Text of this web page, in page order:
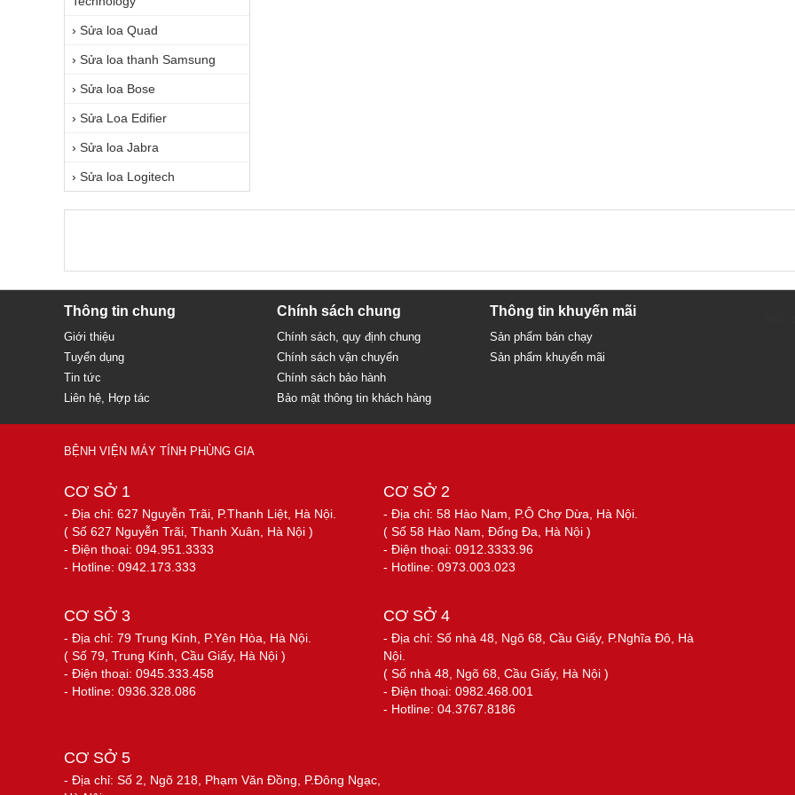
› Sửa loa Quad
› Sửa loa thanh Samsung
› Sửa loa Bose
› Sửa Loa Edifier
› Sửa loa Jabra
› Sửa loa Logitech
Thông tin chung
Giới thiệu
Tuyển dụng
Tin tức
Liên hệ, Hợp tác
Chính sách chung
Chính sách, quy định chung
Chính sách vận chuyển
Chính sách bảo hành
Bảo mật thông tin khách hàng
Thông tin khuyến mãi
Sản phẩm bán chạy
Sản phẩm khuyến mãi
BỆNH VIỆN MÁY TÍNH PHÙNG GIA
CƠ SỞ 1
- Địa chỉ: 627 Nguyễn Trãi, P.Thanh Liệt, Hà Nội.
( Số 627 Nguyễn Trãi, Thanh Xuân, Hà Nội )
- Điện thoại: 094.951.3333
- Hotline: 0942.173.333
CƠ SỞ 2
- Địa chỉ: 58 Hào Nam, P.Ô Chợ Dừa, Hà Nội.
( Số 58 Hào Nam, Đống Đa, Hà Nội )
- Điện thoại: 0912.3333.96
- Hotline: 0973.003.023
CƠ SỞ 3
- Địa chỉ: 79 Trung Kính, P.Yên Hòa, Hà Nội.
( Số 79, Trung Kính, Cầu Giấy, Hà Nội )
- Điện thoại: 0945.333.458
- Hotline: 0936.328.086
CƠ SỞ 4
- Địa chỉ: Số nhà 48, Ngõ 68, Cầu Giấy, P.Nghĩa Đô, Hà
Nội.
( Số nhà 48, Ngõ 68, Cầu Giấy, Hà Nội )
- Điện thoại: 0982.468.001
- Hotline: 04.3767.8186
CƠ SỞ 5
- Địa chỉ: Số 2, Ngõ 218, Phạm Văn Đồng, P.Đông Ngạc,